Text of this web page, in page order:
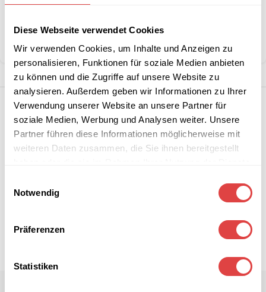
Diese Webseite verwendet Cookies
Wir verwenden Cookies, um Inhalte und Anzeigen zu
personalisieren, Funktionen für soziale Medien anbieten
zu können und die Zugriffe auf unsere Website zu
analysieren. Außerdem geben wir Informationen zu Ihrer
Verwendung unserer Website an unsere Partner für
soziale Medien, Werbung und Analysen weiter. Unsere
Partner führen diese Informationen möglicherweise mit
weiteren Daten zusammen, die Sie ihnen bereitgestellt
Notwendig
Präferenzen
Statistiken
Kategorie: Servietten
Teilen: